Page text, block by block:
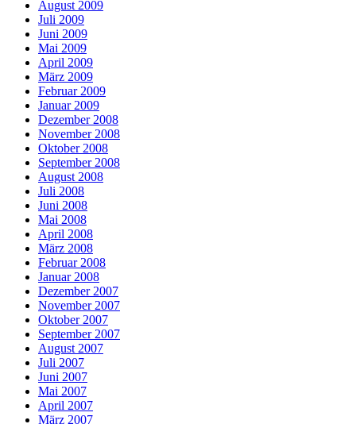
August 2009
Juli 2009
Juni 2009
Mai 2009
April 2009
März 2009
Februar 2009
Januar 2009
Dezember 2008
November 2008
Oktober 2008
September 2008
August 2008
Juli 2008
Juni 2008
Mai 2008
April 2008
März 2008
Februar 2008
Januar 2008
Dezember 2007
November 2007
Oktober 2007
September 2007
August 2007
Juli 2007
Juni 2007
Mai 2007
April 2007
März 2007